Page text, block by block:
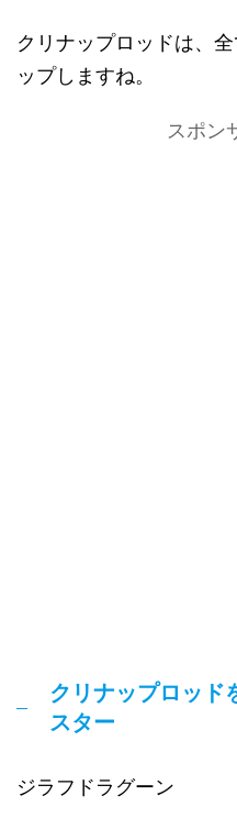
クリナップロッドは、
ップしますね。
スポン
クリナップロッド
スター
ジラフドラグーン